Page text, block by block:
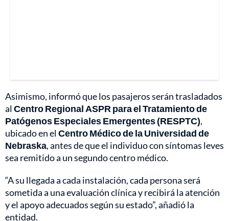
Asimismo, informó que los pasajeros serán trasladados
alCentro Regional ASPR para el Tratamiento de
Patógenos Especiales Emergentes (RESPTC),
ubicado en elCentro Médico de la Universidad de
Nebraska, antes de que el individuo con síntomas leves
sea remitido a un segundo centro médico.
“A su llegada a cada instalación, cada persona será
sometida a una evaluación clínica y recibirá la atención
y el apoyo adecuados según su estado”, añadió la
entidad.